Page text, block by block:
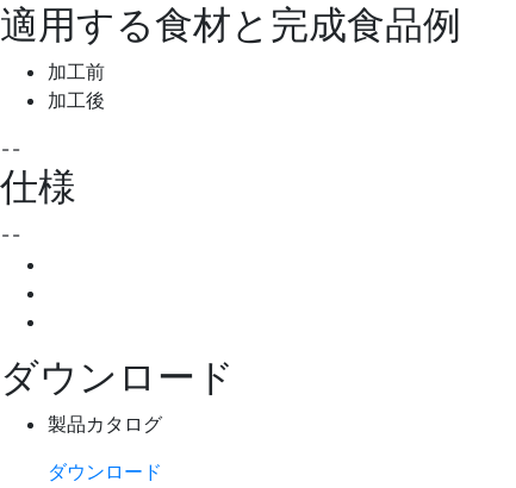
適用する食材と完成食品例
加工前
加工後
--
仕様
--
ダウンロード
製品カタログ
ダウンロード